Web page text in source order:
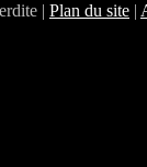
| Plan du site |